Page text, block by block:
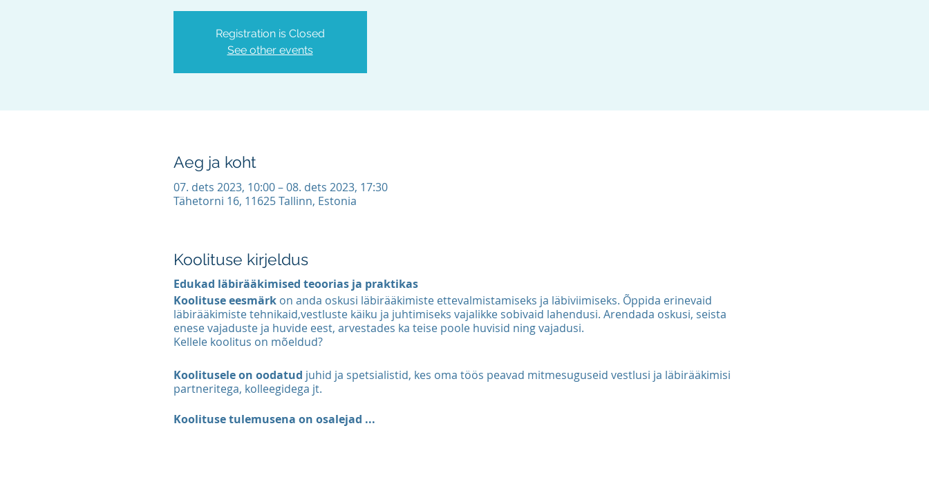
Registration is Closed
See other events
Aeg ja koht
07. dets 2023, 10:00 – 08. dets 2023, 17:30
Tähetorni 16, 11625 Tallinn, Estonia
Koolituse kirjeldus
Edukad läbirääkimised teoorias ja praktikas
Koolituse eesmärk on anda oskusi läbirääkimiste ettevalmistamiseks ja läbiviimiseks. Õppida erinevaid
läbirääkimiste tehnikaid,vestluste käiku ja juhtimiseks vajalikke sobivaid lahendusi. Arendada oskusi, seista
enese vajaduste ja huvide eest, arvestades ka teise poole huvisid ning vajadusi.
Kellele koolitus on mõeldud?
Koolitusele on oodatud juhid ja spetsialistid, kes oma töös peavad mitmesuguseid vestlusi ja läbirääkimisi
partneritega, kolleegidega jt.
Koolituse tulemusena on osalejad ...